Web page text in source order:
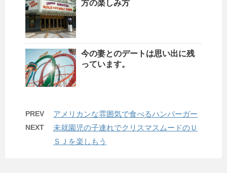
方の楽しみ方
今の妻とのデートは思い出に残
っています。
PREV アメリカンな雰囲気で食べるハンバーガー
NEXT
未就園児の子連れでクリスマスムードのＵ
ＳＪを楽しもう